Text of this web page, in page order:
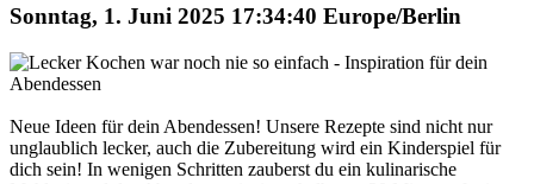
Sonntag, 1. Juni 2025 17:34:40 Europe/Berlin
Neue Ideen für dein Abendessen! Unsere Rezepte sind nicht nur
unglaublich lecker, auch die Zubereitung wird ein Kinderspiel für
dich sein! In wenigen Schritten zauberst du ein kulinarische